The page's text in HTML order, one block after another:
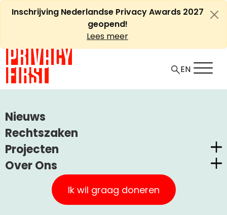
Ga
naarInschrijving Nederlandse Privacy Awards 2027
geopend!
Lees meer
Nieuws
Rechtszaken
Projecten
Nederlandse Privacy Awards
Claimstichting CUIC
PrivacyWijzer
Over Ons
Privacy First
Onze Successen
Ik wil graag doneren
EN
EU HOF VERBIEDT CENTRALE OPSLAG VINGERAFDRUKKEN
EU Hof verbiedt centrale
opslag vingerafdrukken
Uncategorized 17 oktober, 2013